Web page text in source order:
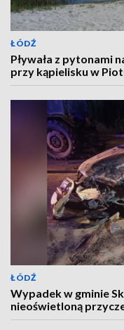
ŁÓDŹ
Pływała z pytonami
przy kąpielisku w
ŁÓDŹ
Wypadek w gminie
nieoświetloną